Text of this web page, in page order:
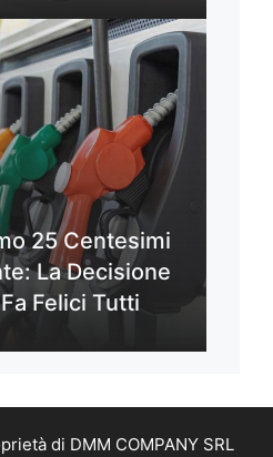
25 Centesimi
La Decisione
Felici Tutti
di DMM COMPANY SRL